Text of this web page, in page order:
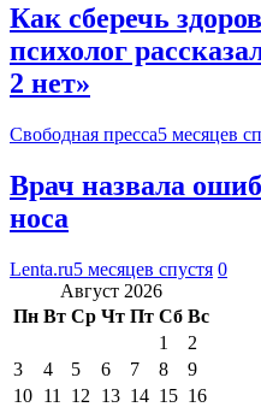
Как сберечь
психолог
2 нет»
Свободная пресса5 месяцев
Врач назвала
носа
Lenta.ru5 месяцев спустя 0
Август 2026
Пн Вт Ср Чт Пт Сб Вс
1
2
3
4 5 6 7 8
9
10 11 12 13 14 15 16